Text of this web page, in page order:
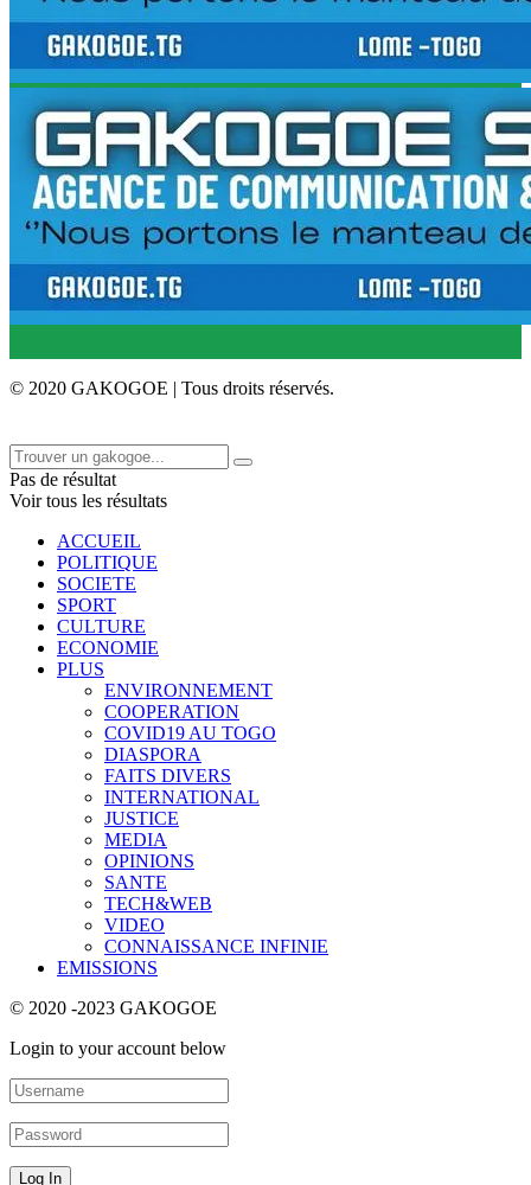
© 2020 GAKOGOE | Tous droits réservés.
Pas de résultat
Voir tous les résultats
ACCUEIL
POLITIQUE
SOCIETE
SPORT
CULTURE
ECONOMIE
PLUS
ENVIRONNEMENT
COOPERATION
COVID19 AU TOGO
DIASPORA
FAITS DIVERS
INTERNATIONAL
JUSTICE
MEDIA
OPINIONS
SANTE
TECH&WEB
VIDEO
CONNAISSANCE INFINIE
EMISSIONS
© 2020 -2023 GAKOGOE
Login to your account below